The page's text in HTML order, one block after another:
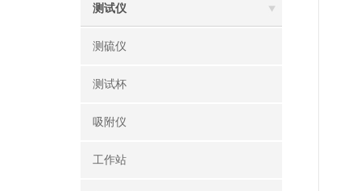
测试仪
测硫仪
测试杯
吸附仪
工作站